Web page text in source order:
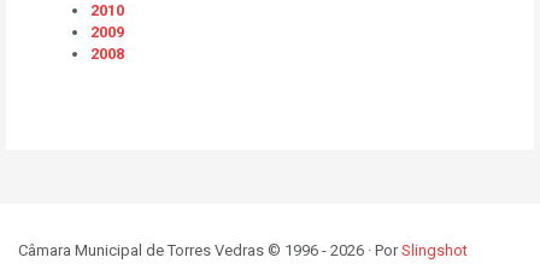
2010
2009
2008
Câmara Municipal de Torres Vedras © 1996 - 2026 · PorSlingshot